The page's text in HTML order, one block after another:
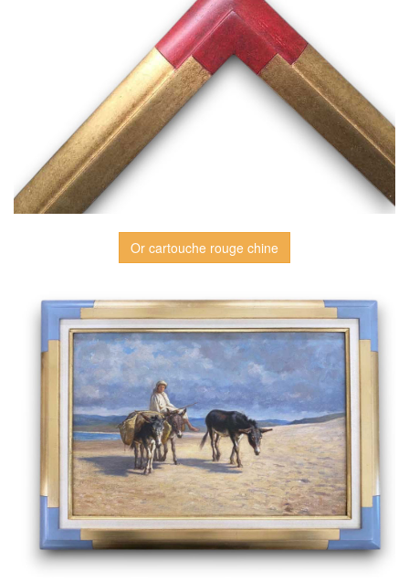
Or cartouche rouge chine